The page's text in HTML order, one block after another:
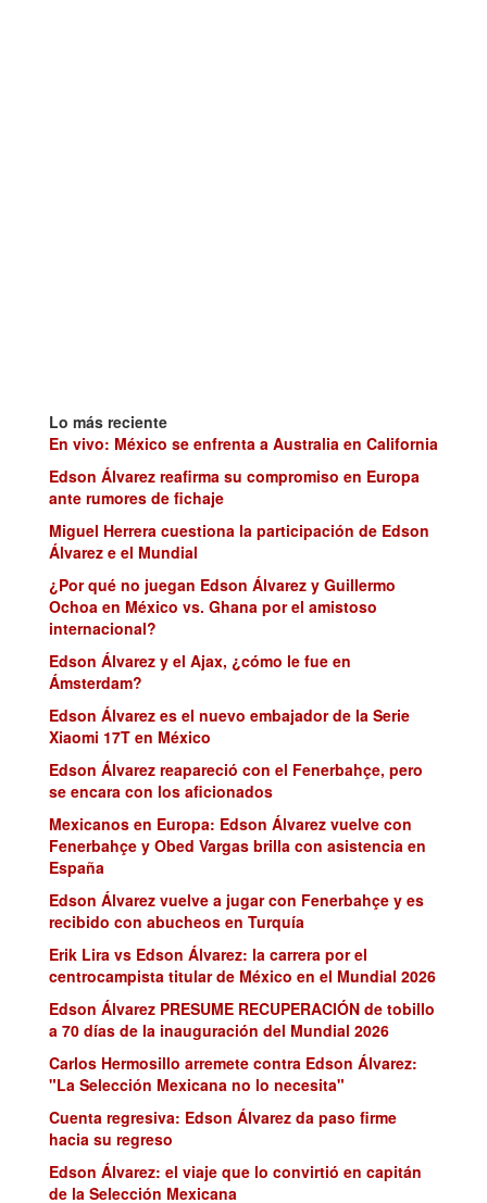
Lo más reciente
En vivo: México se enfrenta a Australia en California
Edson Álvarez reafirma su compromiso en Europa
ante rumores de fichaje
Miguel Herrera cuestiona la participación de Edson
Álvarez e el Mundial
¿Por qué no juegan Edson Álvarez y Guillermo
Ochoa en México vs. Ghana por el amistoso
internacional?
Edson Álvarez y el Ajax, ¿cómo le fue en
Ámsterdam?
Edson Álvarez es el nuevo embajador de la Serie
Xiaomi 17T en México
Edson Álvarez reapareció con el Fenerbahçe, pero
se encara con los aficionados
Mexicanos en Europa: Edson Álvarez vuelve con
Fenerbahçe y Obed Vargas brilla con asistencia en
España
Edson Álvarez vuelve a jugar con Fenerbahçe y es
recibido con abucheos en Turquía
Erik Lira vs Edson Álvarez: la carrera por el
centrocampista titular de México en el Mundial 2026
Edson Álvarez PRESUME RECUPERACIÓN de tobillo
a 70 días de la inauguración del Mundial 2026
Carlos Hermosillo arremete contra Edson Álvarez:
"La Selección Mexicana no lo necesita"
Cuenta regresiva: Edson Álvarez da paso firme
hacia su regreso
Edson Álvarez: el viaje que lo convirtió en capitán
de la Selección Mexicana